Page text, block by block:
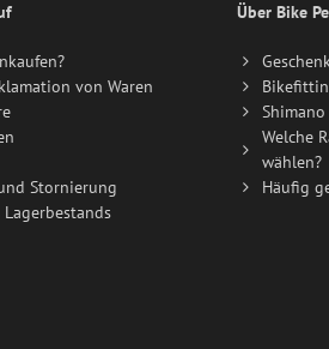
von Waren
Stornierung
Über Bike
Welche
wählen?
Häufig